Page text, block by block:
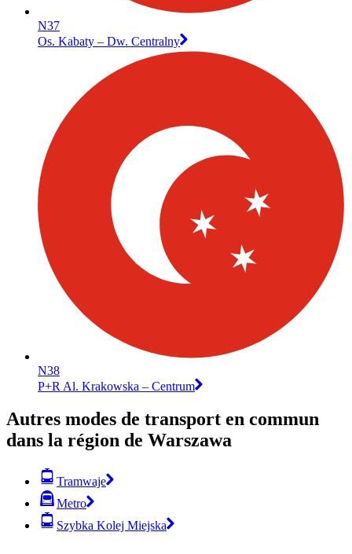
N37
Os. Kabaty – Dw. Centralny
N38
P+R Al. Krakowska – Centrum
Autres modes de transport en commun
dans la région de Warszawa
Tramwaje
Metro
Szybka Kolej Miejska